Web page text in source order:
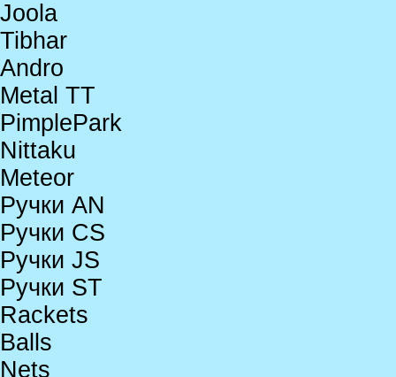
Joola
Tibhar
Andro
Metal TT
PimplePark
Nittaku
Meteor
Ручки AN
Ручки CS
Ручки JS
Ручки ST
Rackets
Balls
Nets